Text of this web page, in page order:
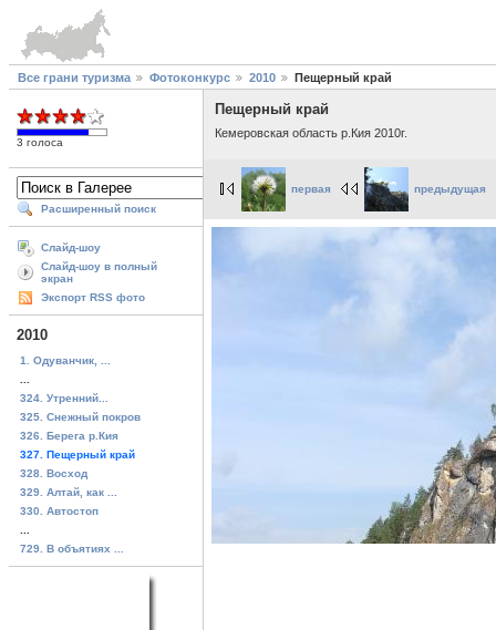
Все грани туризма Фотоконкурс 2010 Пещерный край
3 голоса
Расширенный поиск
Слайд-шоу
Слайд-шоу в полный
экран
Экспорт RSS фото
2010
1. Одуванчик, ...
324. Утренний...
325. Снежный покров
326. Берега р.Кия
327. Пещерный край
328. Восход
329. Алтай, как ...
330. Автостоп
729. В объятиях ...
Пещерный край
Кемеровская область р.Кия 2010г.
первая предыдущая